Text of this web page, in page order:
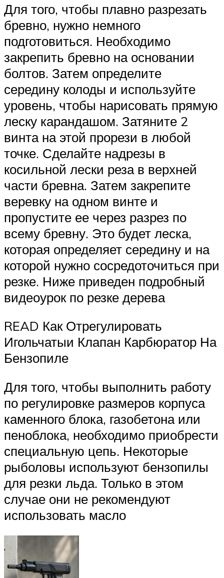
Для того, чтобы плавно разрезать
бревно, нужно немного
подготовиться. Необходимо
закрепить бревно на основании
болтов. Затем определите
середину колоды и используйте
уровень, чтобы нарисовать прямую
леску карандашом. Затяните 2
винта на этой прорези в любой
точке. Сделайте надрезы в
косильной лески реза в верхней
части бревна. Затем закрепите
веревку на одном винте и
пропустите ее через разрез по
всему бревну. Это будет леска,
которая определяет середину и на
которой нужно сосредоточиться при
резке. Ниже приведен подробный
видеоурок по резке дерева
READ Как Отрегулировать
Игольчатыи Клапан Карбюратор На
Бензопиле
Для того, чтобы выполнить работу
по регулировке размеров корпуса
каменного блока, газобетона или
пеноблока, необходимо приобрести
специальную цепь. Некоторые
рыболовы используют бензопилы
для резки льда. Только в этом
случае они не рекомендуют
использовать масло